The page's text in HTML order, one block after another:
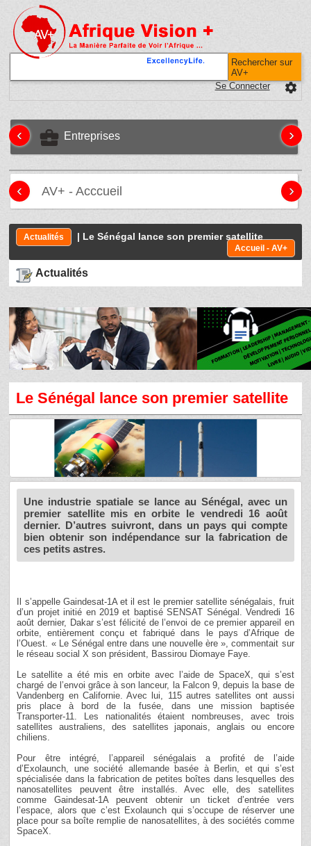
Rechercher sur
AV+
settings
Se Connecter
business_center Entreprises
‹ ›
AV+ - Acccueil
‹ ›
Actualités | Le Sénégal lance son premier satellite
Accueil - AV+
Actualités
Le Sénégal lance son premier satellite
Une industrie spatiale se lance au Sénégal, avec un
premier satellite mis en orbite le vendredi 16 août
dernier. D’autres suivront, dans un pays qui compte
bien obtenir son indépendance sur la fabrication de
ces petits astres.
Il s’appelle Gaindesat-1A et il est le premier satellite sénégalais, fruit
d’un projet initié en 2019 et baptisé SENSAT Sénégal. Vendredi 16
août dernier, Dakar s’est félicité de l’envoi de ce premier appareil en
orbite, entièrement conçu et fabriqué dans le pays d’Afrique de
l’Ouest. « Le Sénégal entre dans une nouvelle ère », commentait sur
le réseau social X son président, Bassirou Diomaye Faye.
Le satellite a été mis en orbite avec l’aide de SpaceX, qui s’est
chargé de l’envoi grâce à son lanceur, la Falcon 9, depuis la base de
Vandenberg en Californie. Avec lui, 115 autres satellites ont aussi
pris place à bord de la fusée, dans une mission baptisée
Transporter-11. Les nationalités étaient nombreuses, avec trois
satellites australiens, des satellites japonais, anglais ou encore
chiliens.
Pour être intégré, l’appareil sénégalais a profité de l’aide
d’Exolaunch, une société allemande basée à Berlin, et qui s’est
spécialisée dans la fabrication de petites boîtes dans lesquelles des
nanosatellites peuvent être installés. Avec elle, des satellites
comme Gaindesat-1A peuvent obtenir un ticket d’entrée vers
l’espace, alors que c’est Exolaunch qui s’occupe de réserver une
place pour sa boîte remplie de nanosatellites, à des sociétés comme
SpaceX.